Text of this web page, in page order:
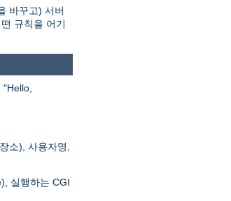
바꾸고) 서버
규칙을 어기
"Hello,
소), 사용자명,
실행하는 CGI